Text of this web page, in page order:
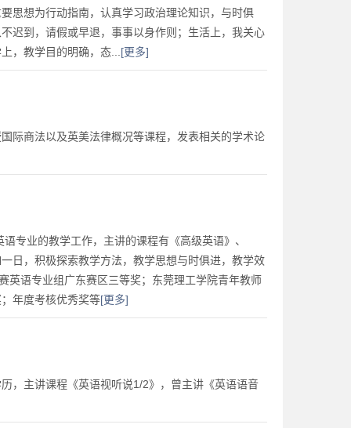
思想为行动指南，认真学习政治理论知识，与时俱
迟到，请假或早退，事事以身作则；生活上，我关心
，教学目的明确，态... [更多]
际商法以及英美法律概况等课程，发表相关的学术论
专业的教学工作，主讲的课程有《高级英语》、
日，积极探索教学方法，教学思想与时俱进，教学效
英语专业组广东赛区三等奖；东莞理工学院青年教师
年度考核优秀奖等[更多]
，主讲课程《英语视听说1/2》，曾主讲《英语语音